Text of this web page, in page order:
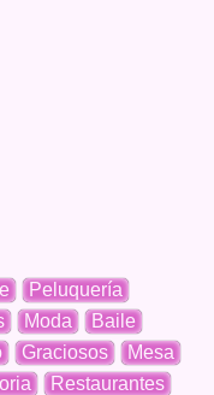
Peluquería
Moda
Baile
Graciosos
Mesa
Restaurantes